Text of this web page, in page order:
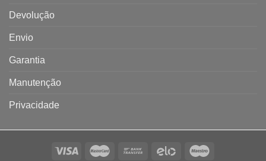
Devolução
Envio
Garantia
Manutenção
Privacidade